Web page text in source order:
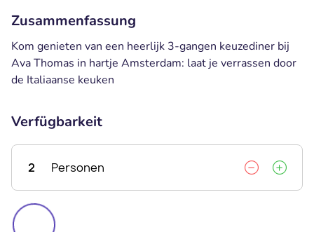
Zusammenfassung
Kom genieten van een heerlijk 3-gangen keuzediner bij
Ava Thomas in hartje Amsterdam: laat je verrassen door
de Italiaanse keuken
Verfügbarkeit
2 Personen